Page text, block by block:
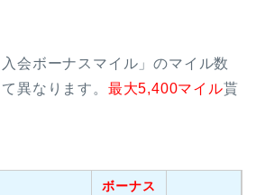
入会ボーナスマイル」のマイル数
異なります。 最大5,400マイル貰
ボーナス